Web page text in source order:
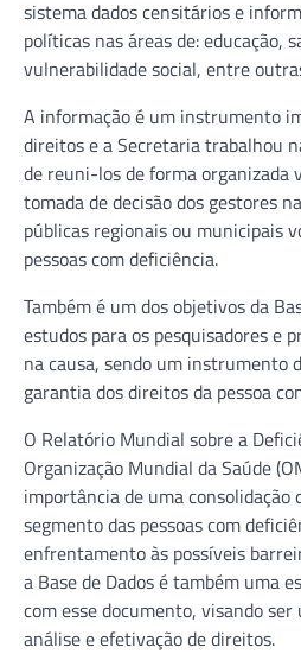
sistema dados censitários e
políticas nas áreas de: educação,
vulnerabilidade social, entre
A informação é um instrumento
direitos e a Secretaria trabalhou
de reuni-los de forma organizada
tomada de decisão dos gestores
públicas regionais ou municipais
pessoas com deficiência.
Também é um dos objetivos da
estudos para os pesquisadores e
na causa, sendo um instrumento
garantia dos direitos da pessoa
O Relatório Mundial sobre a
Organização Mundial da Saúde
importância de uma consolidação
segmento das pessoas com
enfrentamento às possíveis
a Base de Dados é também uma
com esse documento, visando
análise e efetivação de direitos.